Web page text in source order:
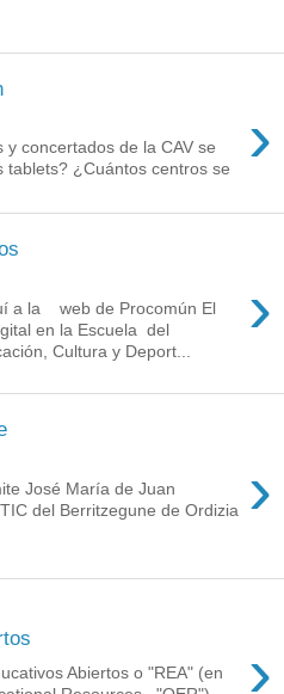
›
concertados de la CAV se
tablets? ¿Cuántos centros se
›
a la web de Procomún El
en la Escuela del
Cultura y Deport...
›
José María de Juan
del Berritzegune de Ordizia
›
Abiertos o "REA" (en